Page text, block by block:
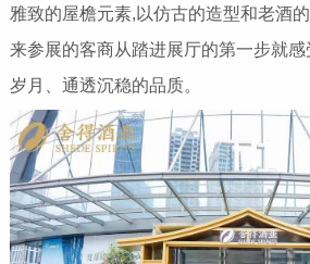
雅致的屋檐元素,以仿古的造型和老酒
来参展的客商从踏进展厅的第一步就
岁月、通透沉稳的品质。